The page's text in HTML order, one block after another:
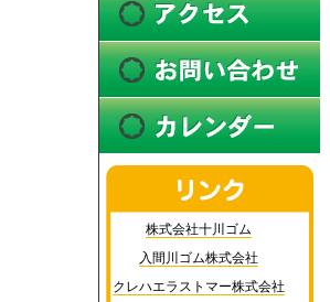
株式会社十川ゴム
入間川ゴム株式会社
クレハエラストマー株式会社